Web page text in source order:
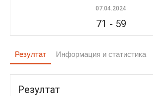
07.04.2024
71 - 59
Резултат Информация и статистика
Резултат